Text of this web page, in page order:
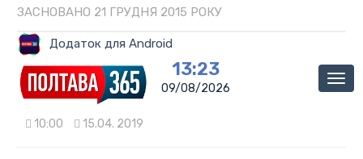
ЗАСНОВАНО 21 ГРУДНЯ 2015 РОКУ
Додаток для Android
13:23
09/08/2026
10:00 15.04. 2019